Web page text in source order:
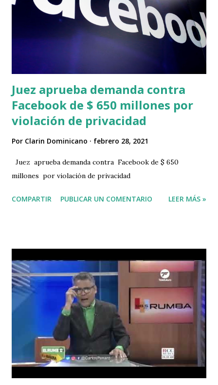
Juez aprueba demanda contra
Facebook de $ 650 millones por
violación de privacidad
Por Clarin Dominicano febrero 28, 2021
Juez aprueba demanda contra Facebook de $ 650
millones por violación de privacidad
COMPARTIR PUBLICAR UN COMENTARIO LEER MÁS »